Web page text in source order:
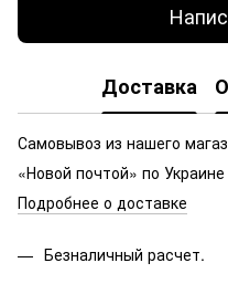
Доставка
Самовывоз из нашего
«Новой почтой» по
Подробнее о доставке
Безналичный расчет.